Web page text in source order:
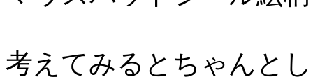
考えてみるとちゃんと